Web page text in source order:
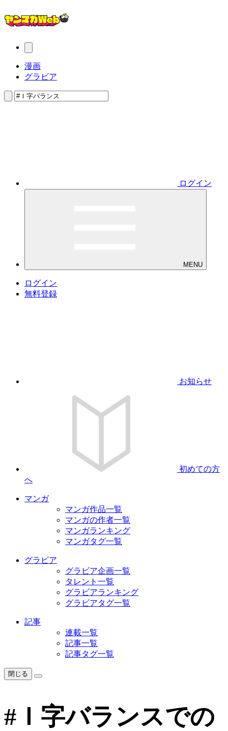
漫画
グラビア
ログイン
MENU
ログイン
無料登録
お知らせ
初めての方
へ
マンガ
マンガ作品一覧
マンガの作者一覧
マンガランキング
マンガタグ一覧
グラビア
グラビア企画一覧
タレント一覧
グラビアランキング
グラビアタグ一覧
記事
連載一覧
記事一覧
記事タグ一覧
閉じる
#Ｉ字バランスでの